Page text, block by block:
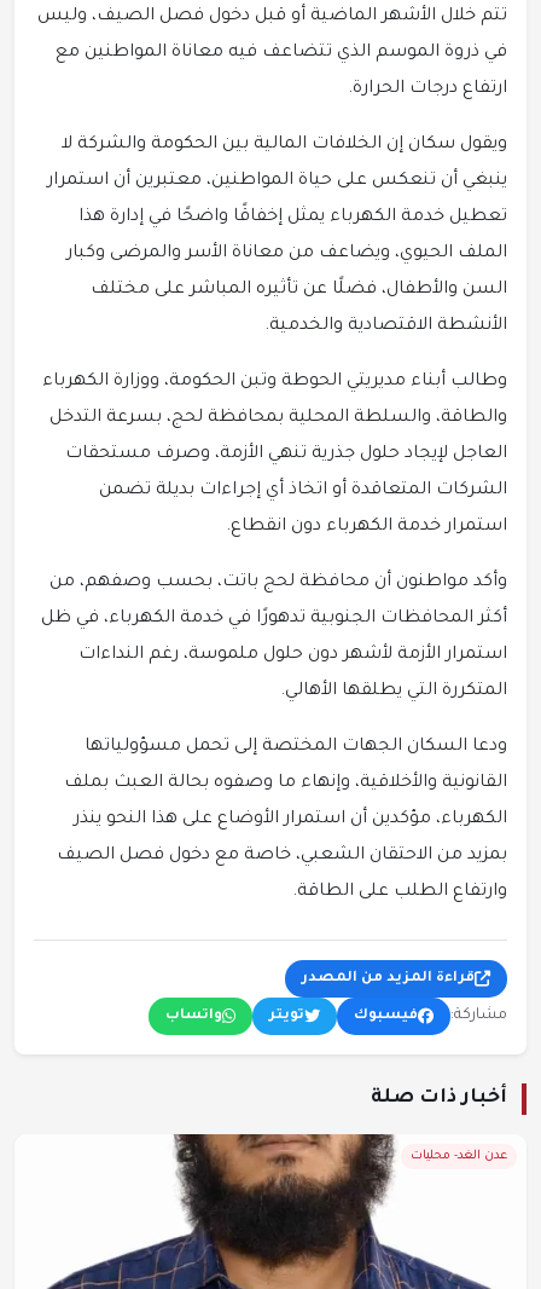
تتم خلال الأشهر الماضية أو قبل دخول فصل الصيف، وليس
في ذروة الموسم الذي تتضاعف فيه معاناة المواطنين مع
ارتفاع درجات الحرارة.
ويقول سكان إن الخلافات المالية بين الحكومة والشركة لا
ينبغي أن تنعكس على حياة المواطنين، معتبرين أن استمرار
تعطيل خدمة الكهرباء يمثل إخفاقًا واضحًا في إدارة هذا
الملف الحيوي، ويضاعف من معاناة الأسر والمرضى وكبار
السن والأطفال، فضلًا عن تأثيره المباشر على مختلف
الأنشطة الاقتصادية والخدمية.
وطالب أبناء مديريتي الحوطة وتبن الحكومة، ووزارة الكهرباء
والطاقة، والسلطة المحلية بمحافظة لحج، بسرعة التدخل
العاجل لإيجاد حلول جذرية تنهي الأزمة، وصرف مستحقات
الشركات المتعاقدة أو اتخاذ أي إجراءات بديلة تضمن
استمرار خدمة الكهرباء دون انقطاع.
وأكد مواطنون أن محافظة لحج باتت، بحسب وصفهم، من
أكثر المحافظات الجنوبية تدهورًا في خدمة الكهرباء، في ظل
استمرار الأزمة لأشهر دون حلول ملموسة، رغم النداءات
المتكررة التي يطلقها الأهالي.
ودعا السكان الجهات المختصة إلى تحمل مسؤولياتها
القانونية والأخلاقية، وإنهاء ما وصفوه بحالة العبث بملف
الكهرباء، مؤكدين أن استمرار الأوضاع على هذا النحو ينذر
بمزيد من الاحتقان الشعبي، خاصة مع دخول فصل الصيف
وارتفاع الطلب على الطاقة.
قراءة المزيد من المصدر
مشاركة: فيسبوك تويتر واتساب
أخبار ذات صلة
عدن الغد- محليات